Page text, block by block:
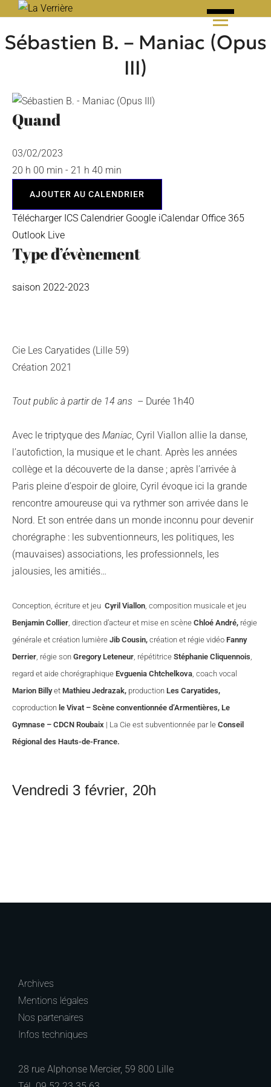
content
Sébastien B. – Maniac (Opus
III)
Quand
03/02/2023
20 h 00 min - 21 h 40 min
AJOUTER AU CALENDRIER
Télécharger ICS Calendrier Google iCalendar Office 365
Outlook Live
Type d’évènement
saison 2022-2023
Cie Les Caryatides (Lille 59)
Création 2021
Tout public à partir de 14 ans – Durée 1h40
Avec le triptyque des Maniac, Cyril Viallon allie la danse,
l’autofiction, la musique et le chant. Après les années
collège et la découverte de la danse ; après l’arrivée à
Paris pleine d’espoir de gloire, Cyril évoque ici la grande
rencontre amoureuse qui va rythmer son arrivée dans le
Nord. Et son entrée dans un monde inconnu pour devenir
chorégraphe : les subventionneurs, les politiques, les
(mauvaises) associations, les professionnels, les
jalousies, les amitiés…
Conception, écriture et jeu Cyril Viallon, composition musicale et jeu
Benjamin Collier, direction d’acteur et mise en scène Chloé André, régie
générale et création lumière Jib Cousin, création et régie vidéo Fanny
Derrier, régie son Gregory Leteneur, répétitrice Stéphanie Cliquennois,
regard et aide chorégraphique Evguenia Chtchelkova, coach vocal
Marion Billyet Mathieu Jedrazak, production Les Caryatides,
coproduction le Vivat – Scène conventionnée d’Armentières, Le
Gymnase – CDCN Roubaix | La Cie est subventionnée par le Conseil
Régional des Hauts-de-France.
Vendredi 3 février, 20h
Archives
Mentions légales
Nos partenaires
Infos techniques
28 rue Alphonse Mercier, 59 800 Lille